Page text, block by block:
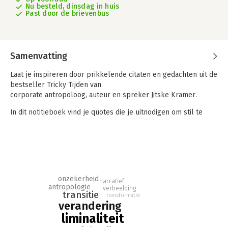
Nu besteld, dinsdag in huis
Past door de brievenbus
Samenvatting
Laat je inspireren door prikkelende citaten en gedachten uit de
bestseller Tricky Tijden van
corporate antropoloog, auteur en spreker Jitske Kramer.
In dit notitieboek vind je quotes die je uitnodigen om stil te
We leven in een tijd waarin oude zekerheden afbrokkelen en
het nieuwe nog geen vaste vorm heeft gevonden. Een tijd van
verwarring, verandering, nieuwe mogelijkheden – en soms ook
verlies. Tricky Tijden gaat precies over die fase: de tussentijd
waarin wat was niet meer is en wat gaat zijn nog onbekend is.
liminaliteit
verandering
transitie
antropologie
onzekerheid narratief
verbeelding
transformatie